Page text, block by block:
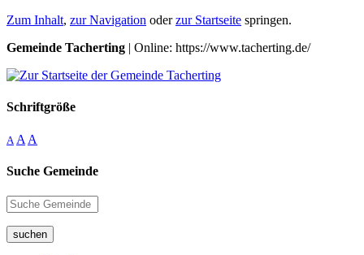
Zum Inhalt, zur Navigation oderzur Startseite springen.
Gemeinde Tacherting | Online: https://www.tacherting.de/
Schriftgröße
A A A
Suche Gemeinde
suchen